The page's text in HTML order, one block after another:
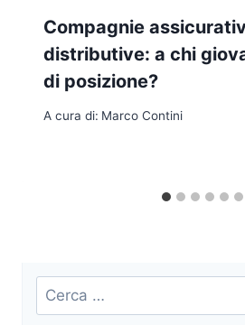
Compagnie
distributive: a chi
di posizione?
A cura di: Marco Contini
Ricerca
per: